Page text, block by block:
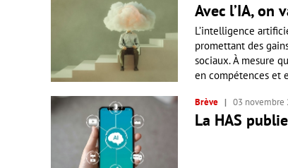
Avec l’IA, on
L’intelligence
promettant des
sociaux. À mesure
en compétences et
Brève 03 novembre
La HAS